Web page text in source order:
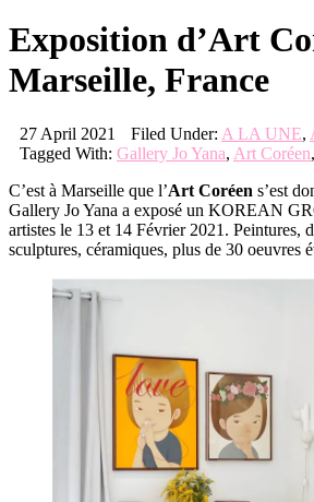
Exposition d’Art
Marseille, France
27 April 2021 Filed Under: A LA UNE,
Tagged With: Gallery Jo Yana, Art Coréen,
C’est à Marseille que l’Art Coréen s’est
Gallery Jo Yana a exposé un KOREAN
artistes le 13 et 14 Février 2021. Peintures,
sculptures, céramiques, plus de 30 oeuvres